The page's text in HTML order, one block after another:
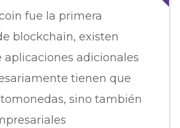
fue la primera
blockchain, existen
adicionales
tienen que
sino también